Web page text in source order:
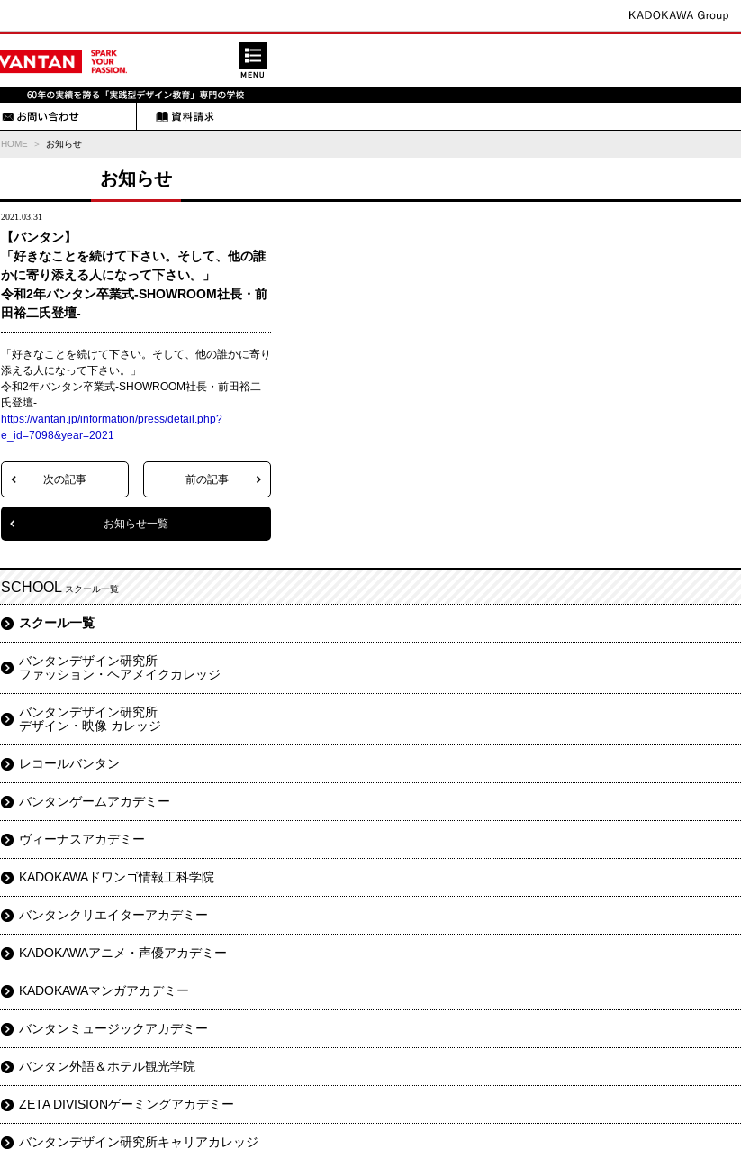
HOME お知らせ
お知らせ
2021.03.31
【バンタン】
「好きなことを続けて下さい。そして、他の誰
かに寄り添える人になって下さい。」
令和2年バンタン卒業式-SHOWROOM社長・前
田裕二氏登壇-
「好きなことを続けて下さい。そして、他の誰かに寄り
添える人になって下さい。」
令和2年バンタン卒業式-SHOWROOM社長・前田裕二
氏登壇-
https://vantan.jp/information/press/detail.php?
e_id=7098&year=2021
次の記事 前の記事
お知らせ一覧
SCHOOL スクール一覧
スクール一覧
バンタンデザイン研究所
ファッション・ヘアメイクカレッジ
バンタンデザイン研究所
デザイン・映像 カレッジ
レコールバンタン
バンタンゲームアカデミー
ヴィーナスアカデミー
KADOKAWAドワンゴ情報工科学院
バンタンクリエイターアカデミー
KADOKAWAアニメ・声優アカデミー
KADOKAWAマンガアカデミー
バンタンミュージックアカデミー
バンタン外語＆ホテル観光学院
ZETA DIVISIONゲーミングアカデミー
バンタンデザイン研究所キャリアカレッジ